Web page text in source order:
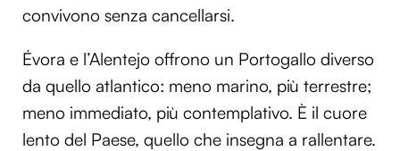
convivono senza cancellarsi.
Évora e l’Alentejo offrono un Portogallo diverso
da quello atlantico: meno marino, più terrestre;
meno immediato, più contemplativo. È il cuore
lento del Paese, quello che insegna a rallentare.